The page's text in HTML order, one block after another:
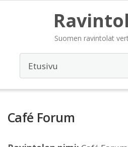
Suomen ravintolat
Café Forum